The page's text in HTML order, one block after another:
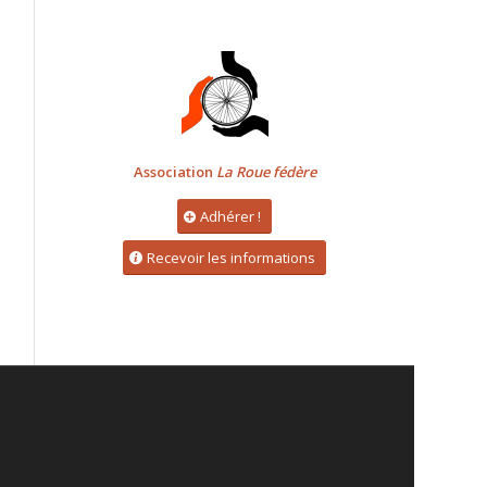
Association La Roue fédère
Adhérer !
Recevoir les informations